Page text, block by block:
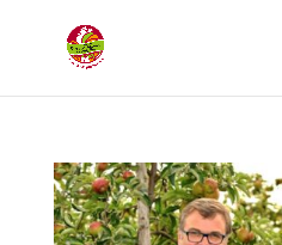
produits